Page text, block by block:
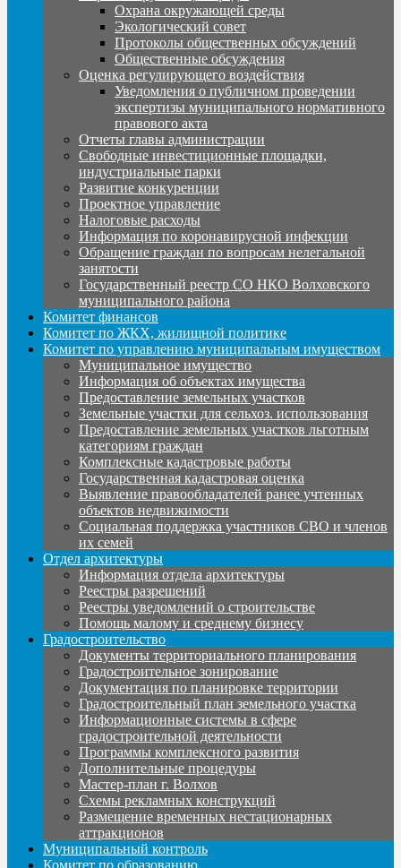
Охрана окружающей среды
Экологический совет
Протоколы общественных обсуждений
Общественные обсуждения
Оценка регулирующего воздействия
Уведомления о публичном проведении
экспертизы муниципального нормативного
правового акта
Отчеты главы администрации
Свободные инвестиционные площадки,
индустриальные парки
Развитие конкуренции
Проектное управление
Налоговые расходы
Информация по коронавирусной инфекции
Обращение граждан по вопросам нелегальной
занятости
Государственный реестр СО НКО Волховского
муниципального района
Комитет финансов
Комитет по ЖКХ, жилищной политике
Комитет по управлению муниципальным имуществом
Муниципальное имущество
Информация об объектах имущества
Предоставление земельных участков
Земельные участки для сельхоз. использования
Предоставление земельных участков льготным
категориям граждан
Комплексные кадастровые работы
Государственная кадастровая оценка
Выявление правообладателей ранее учтенных
объектов недвижимости
Социальная поддержка участников СВО и членов
их семей
Отдел архитектуры
Информация отдела архитектуры
Реестры разрешений
Реестры уведомлений о строительстве
Помощь малому и среднему бизнесу
Градостроительство
Документы территориального планирования
Градостроительное зонирование
Документация по планировке территории
Градостроительный план земельного участка
Информационные системы в сфере
градостроительной деятельности
Программы комплексного развития
Дополнительные процедуры
Мастер-план г. Волхов
Схемы рекламных конструкций
Размещение временных нестационарных
аттракционов
Муниципальный контроль
Комитет по образованию